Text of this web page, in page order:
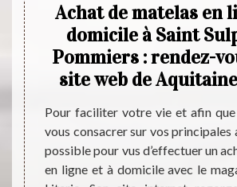
de
pour
Achat de matelas en
domicile à Saint
Pommiers : rendez-
site web de
Pour faciliter votre vie et afin que
vous consacrer sur vos
possible pour vus d’effectuer un
en ligne et à domicile avec le